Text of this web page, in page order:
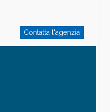
Contatta l'agenzia